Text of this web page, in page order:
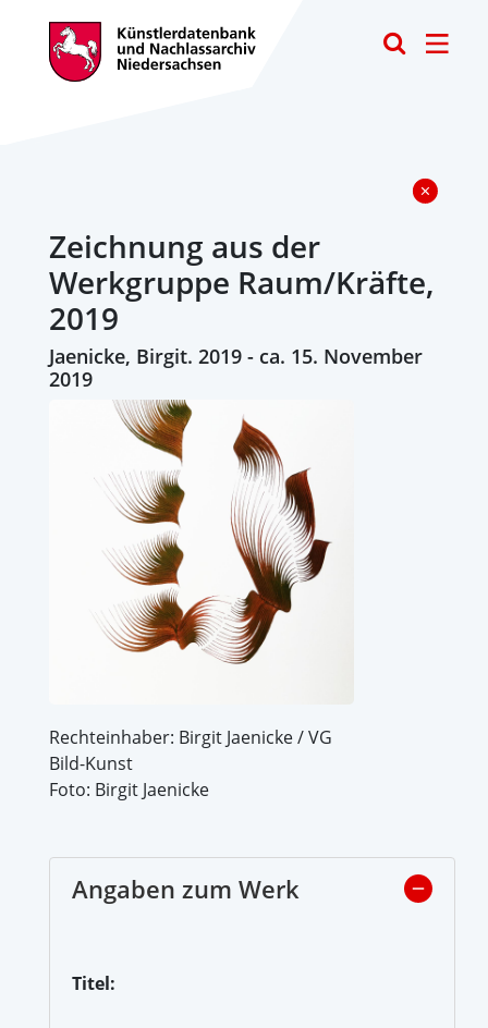
Zeichnung aus der
Werkgruppe Raum/Kräfte,
2019
Jaenicke, Birgit. 2019 - ca. 15. November
2019
Rechteinhaber: Birgit Jaenicke / VG
Bild-Kunst
Foto: Birgit Jaenicke
Angaben zum Werk
Titel: